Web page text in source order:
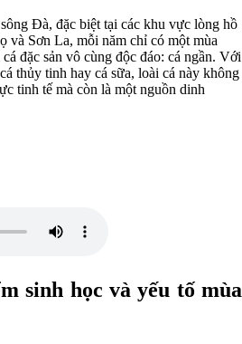
Đà, đặc biệt tại các khu vực lòng hồ
và Sơn La, mỗi năm chỉ có một mùa
đặc sản vô cùng độc đáo: cá ngần. Với
thủy tinh hay cá sữa, loài cá này không
tinh tế mà còn là một nguồn dinh
sinh học và yếu tố mùa